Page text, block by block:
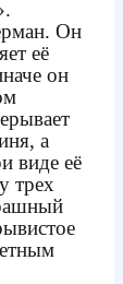
Он
её
он
а
виде её
трех